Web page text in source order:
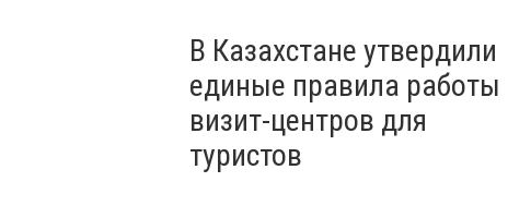
В Казахстане утвердили
единые правила работы
визит-центров для
туристов